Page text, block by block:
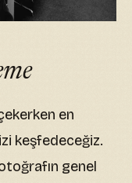
en
keşfedeceğiz.
genel